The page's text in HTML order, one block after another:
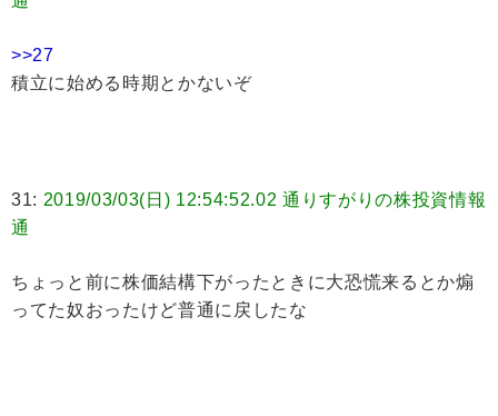
>>27
積立に始める時期とかないぞ
31: 2019/03/03(日) 12:54:52.02 通りすがりの株投資情報
通
ちょっと前に株価結構下がったときに大恐慌来るとか煽
ってた奴おったけど普通に戻したな